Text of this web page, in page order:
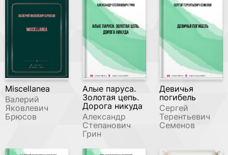
Miscellanea
Валерий
Яковлевич
Брюсов
Алые паруса.
Золотая цепь.
Дорога никуда
Александр
Степанович
Грин
Девичья
погибель
Сергей
Терентьевич
Семенов